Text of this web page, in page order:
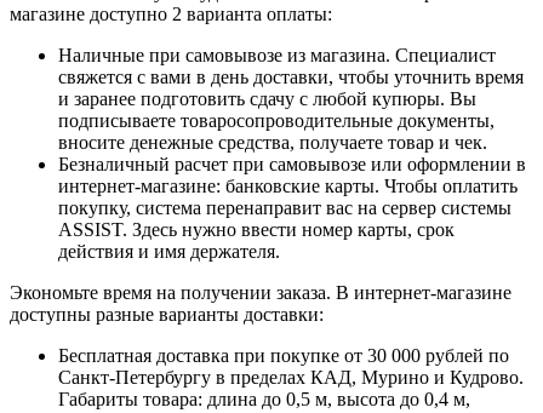
магазине доступно 2 варианта оплаты:
Наличные при самовывозе из магазина. Специалист
свяжется с вами в день доставки, чтобы уточнить время
и заранее подготовить сдачу с любой купюры. Вы
подписываете товаросопроводительные документы,
вносите денежные средства, получаете товар и чек.
Безналичный расчет при самовывозе или оформлении в
интернет-магазине: банковские карты. Чтобы оплатить
покупку, система перенаправит вас на сервер системы
ASSIST. Здесь нужно ввести номер карты, срок
действия и имя держателя.
Экономьте время на получении заказа. В интернет-магазине
доступны разные варианты доставки:
Бесплатная доставка при покупке от 30 000 рублей по
Санкт-Петербургу в пределах КАД, Мурино и Кудрово.
Габариты товара: длина до 0,5 м, высота до 0,4 м,